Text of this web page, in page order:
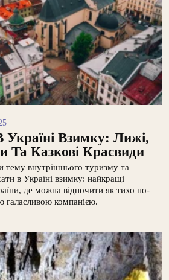
Україні Взимку: Лижі,
Та Казкові Краєвиди
тему внутрішнього туризму та
в Україні взимку: найкращі
де можна відпочити як тихо по-
галасливою компанією.